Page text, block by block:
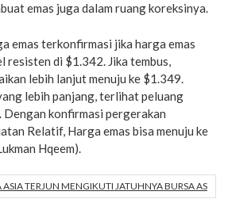
emas juga dalam ruang koreksinya.
emas terkonfirmasi jika harga emas
resisten di $1.342. Jika tembus,
lebih lanjut menuju ke $1.349.
lebih panjang, terlihat peluang
konfirmasi pergerakan
Relatif, Harga emas bisa menuju ke
Hqeem).
ASIA TERJUN MENGIKUTI JATUHNYA BURSA AS